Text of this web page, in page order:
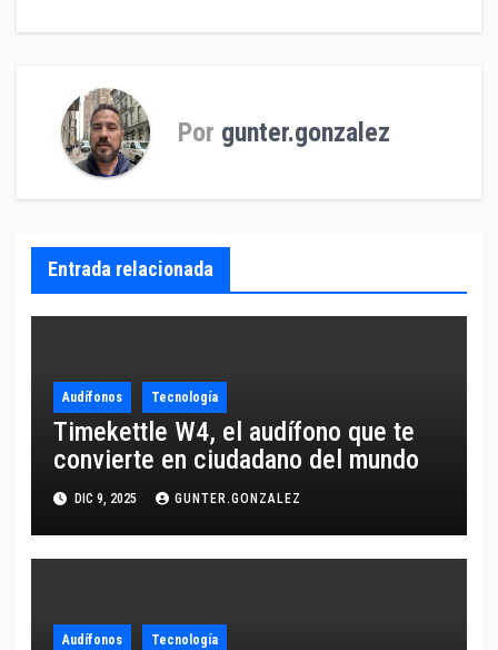
entradas
Por gunter.gonzalez
Entrada relacionada
Audífonos Tecnología
Timekettle W4, el audífono que te
convierte en ciudadano del mundo
DIC 9, 2025 GUNTER.GONZALEZ
Audífonos Tecnología